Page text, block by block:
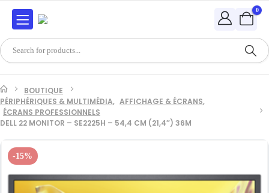
0
BOUTIQUE
PÉRIPHÉRIQUES & MULTIMÉDIA, AFFICHAGE & ÉCRANS,
ÉCRANS PROFESSIONNELS
DELL 22 MONITOR – SE2225H – 54,4 CM (21,4″) 36M
-15%